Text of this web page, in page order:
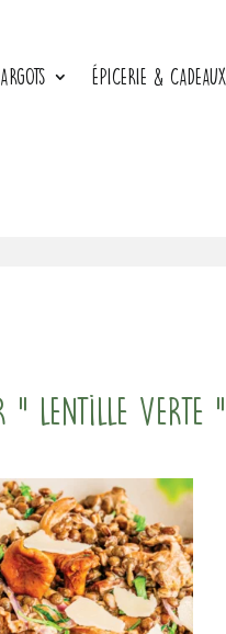
ÉPICERIE & CADEAUX
" lentille verte "